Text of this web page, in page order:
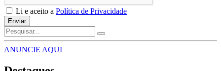
Li e aceito a Política de Privacidade
Enviar
ANUNCIE AQUI